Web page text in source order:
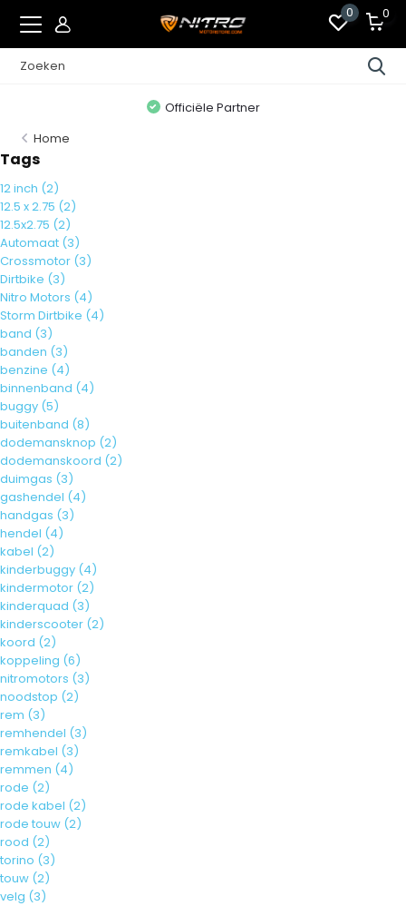
0 0
Officiële Partner
Home
Tags
12 inch (2)
12.5 x 2.75 (2)
12.5x2.75 (2)
Automaat (3)
Crossmotor (3)
Dirtbike (3)
Nitro Motors (4)
Storm Dirtbike (4)
band (3)
banden (3)
benzine (4)
binnenband (4)
buggy (5)
buitenband (8)
dodemansknop (2)
dodemanskoord (2)
duimgas (3)
gashendel (4)
handgas (3)
hendel (4)
kabel (2)
kinderbuggy (4)
kindermotor (2)
kinderquad (3)
kinderscooter (2)
koord (2)
koppeling (6)
nitromotors (3)
noodstop (2)
rem (3)
remhendel (3)
remkabel (3)
remmen (4)
rode (2)
rode kabel (2)
rode touw (2)
rood (2)
torino (3)
touw (2)
velg (3)